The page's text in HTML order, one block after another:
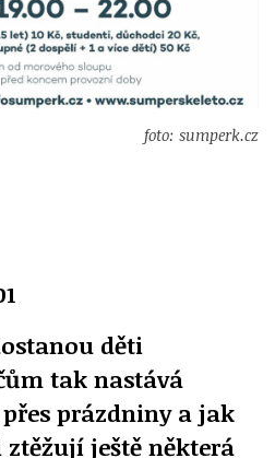
foto: sumperk.cz
děti
tak nastává
prázdniny a jak
ještě některá